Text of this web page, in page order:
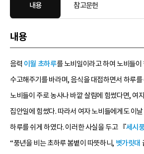
내용 참고문헌
내용
음력 이월 초하루를 노비일이라고 하여 노비들이
수고해주기를 바라며, 음식을 대접하면서 하루
노비들이 주로 농사나 바깥 살림에 힘썼다면, 여
집안일에 힘썼다. 따라서 여자 노비들에게도 이
하루를 쉬게 하였다. 이러한 사실을 두고 『세시
“풍년을 비는 초하루 봄볕이 따뜻하니, 볏가릿대